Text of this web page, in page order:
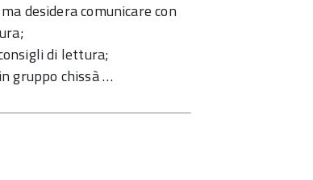
desidera comunicare con
di lettura;
gruppo chissà …